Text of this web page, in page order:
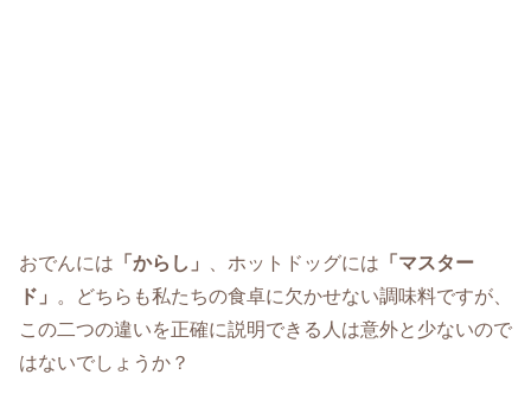
おでんには 「からし」 、ホットドッグには 「マスター
ド」
。どちらも私たちの食卓に欠かせない調味料ですが、
この二つの違いを正確に説明できる人は意外と少ないので
はないでしょうか？